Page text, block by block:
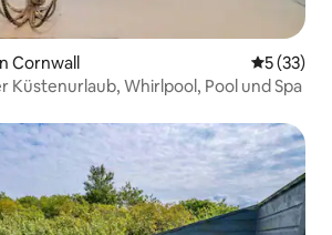
Cornwall
5 (33)
Whirlpool, Pool und Spa